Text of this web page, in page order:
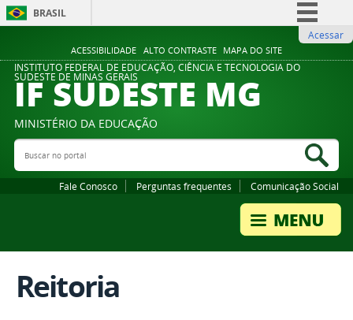
ACESSIBILIDADE ALTO CONTRASTE MAPA DO SITE
BRASIL
Comunica BR
Participe
Legislação
Acessar
INSTITUTO FEDERAL DE EDUCAÇÃO, CIÊNCIA E TECNOLOGIA DO
SUDESTE DE MINAS GERAIS
IF SUDESTE MG
MINISTÉRIO DA EDUCAÇÃO
Buscar no portal
Fale Conosco Perguntas frequentes Comunicação Social
Reitoria